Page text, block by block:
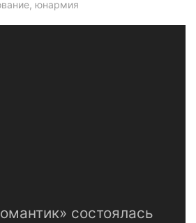
юнармия
состоялась